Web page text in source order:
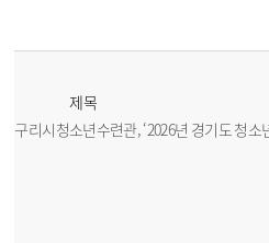
제목
구리시청소년수련관, ‘2026년